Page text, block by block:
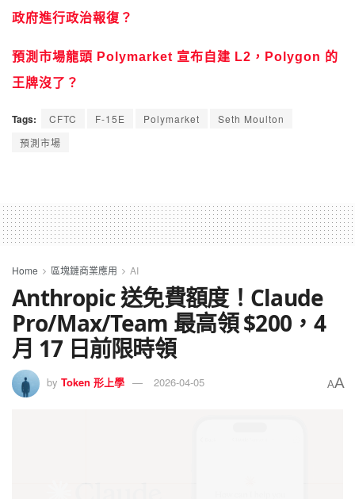
政府進行政治報復？
預測市場龍頭 Polymarket 宣布自建 L2，Polygon 的
王牌沒了？
Tags: CFTC F-15E Polymarket
Seth Moulton
預測市場
Home 區塊鏈商業應用 AI
Anthropic 送免費額度！Claude
Pro/Max/Team 最高領 $200，4
月 17 日前限時領
by Token 形上學 2026-04-05 AA